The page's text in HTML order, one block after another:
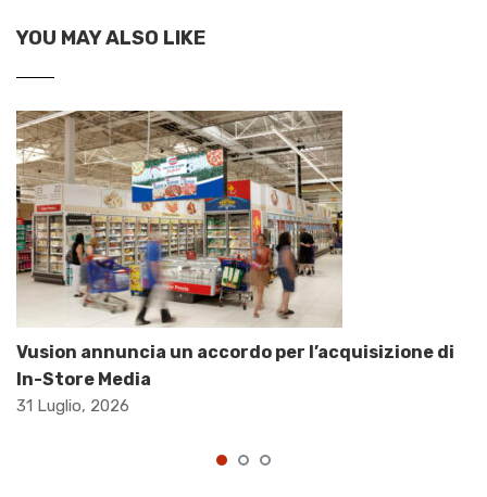
YOU MAY ALSO LIKE
Vusion annuncia un accordo per l’acquisizione di
In-Store Media
31 Luglio, 2026